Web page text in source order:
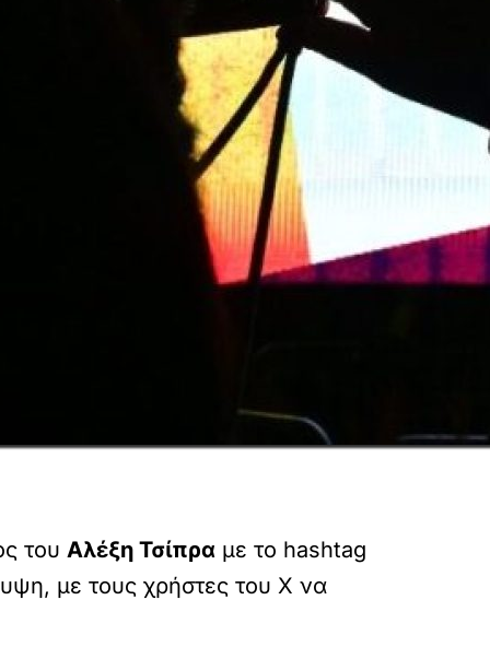
του Αλέξη Τσίπρα με το hashtag
με τους χρήστες του X να